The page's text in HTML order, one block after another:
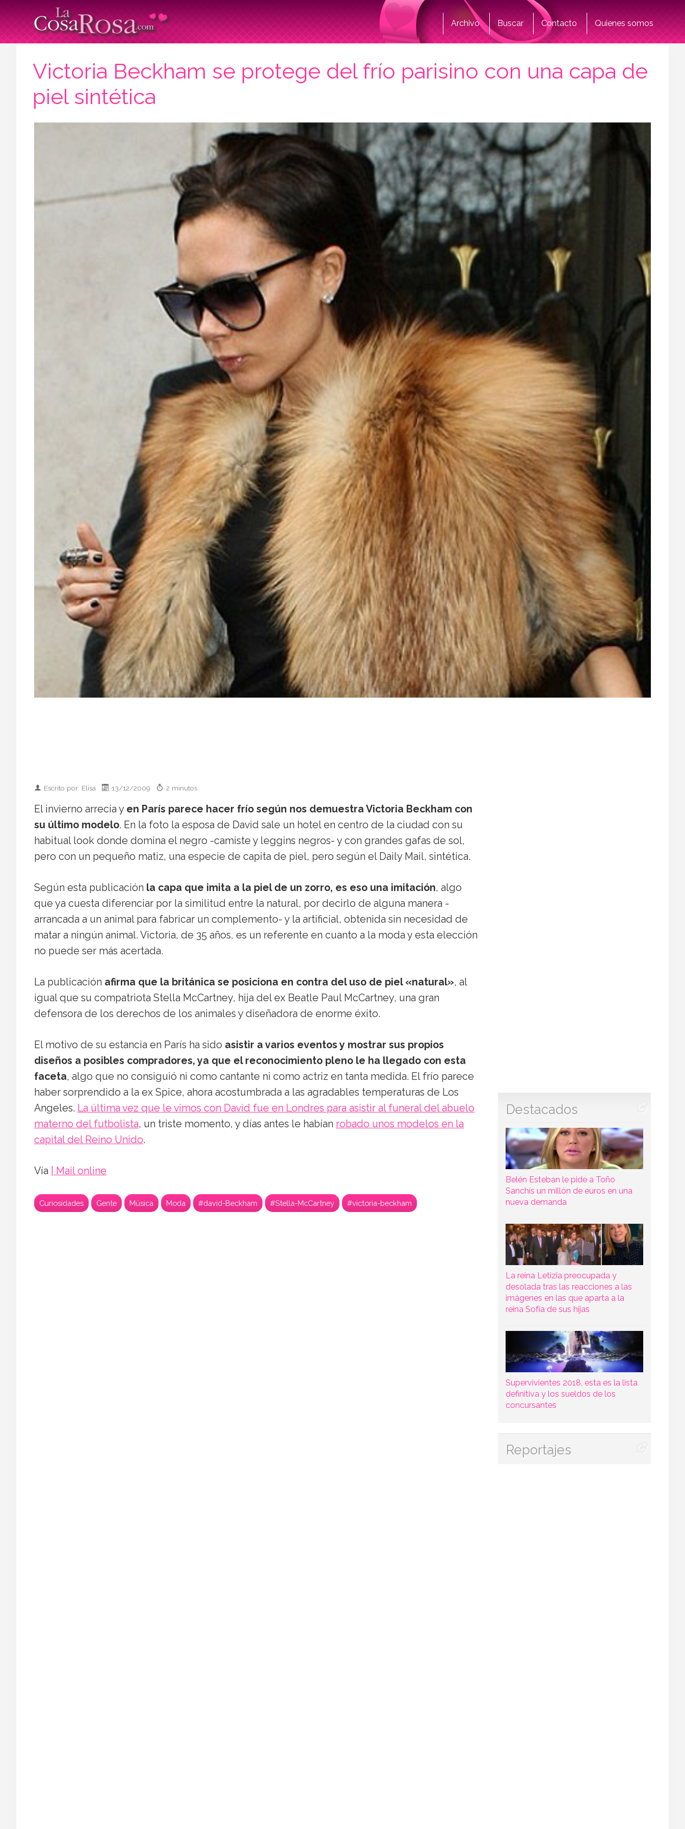
Archivo Buscar Contacto Quienes somos
Victoria Beckham se protege del frío parisino con una capa de
piel sintética
Escrito por: Elisa 13/12/2009 2 minutos
El invierno arrecia y en París parece hacer frío según nos demuestra Victoria Beckham con
su último modelo. En la foto la esposa de David sale un hotel en centro de la ciudad con su
habitual look donde domina el negro -camiste y leggins negros- y con grandes gafas de sol,
pero con un pequeño matiz, una especie de capita de piel, pero según el Daily Mail, sintética.
Según esta publicación la capa que imita a la piel de un zorro, es eso una imitación, algo
que ya cuesta diferenciar por la similitud entre la natural, por decirlo de alguna manera -
arrancada a un animal para fabricar un complemento- y la artificial, obtenida sin necesidad de
matar a ningún animal. Victoria, de 35 años, es un referente en cuanto a la moda y esta elección
no puede ser más acertada.
La publicación afirma que la británica se posiciona en contra del uso de piel «natural», al
igual que su compatriota Stella McCartney, hija del ex Beatle Paul McCartney, una gran
defensora de los derechos de los animales y diseñadora de enorme éxito.
El motivo de su estancia en París ha sido asistir a varios eventos y mostrar sus propios
diseños a posibles compradores, ya que el reconocimiento pleno le ha llegado con esta
faceta, algo que no consiguió ni como cantante ni como actriz en tanta medida. El frío parece
haber sorprendido a la ex Spice, ahora acostumbrada a las agradables temperaturas de Los
Angeles. La última vez que le vimos con David fue en Londres para asistir al funeral del abuelo
materno del futbolista, un triste momento, y días antes le habían robado unos modelos en la
capital del Reino Unido.
Vía | Mail online
Curiosidades Gente Música Moda #david-Beckham #Stella-McCartney #victoria-beckham
Destacados
Belén Esteban le pide a Toño
Sanchís un millón de euros en una
nueva demanda
La reina Letizia preocupada y
desolada tras las reacciones a las
imágenes en las que aparta a la
reina Sofía de sus hijas
Supervivientes 2018, esta es la lista
definitiva y los sueldos de los
concursantes
Reportajes